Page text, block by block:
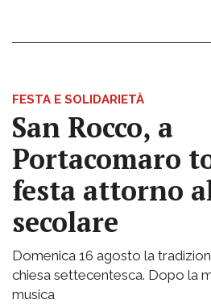
FESTA E SOLIDARIETÀ
San Rocco, a
Portacomaro
festa attorno
secolare
Domenica 16 agosto la
chiesa settecentesca. Dopo la
musica